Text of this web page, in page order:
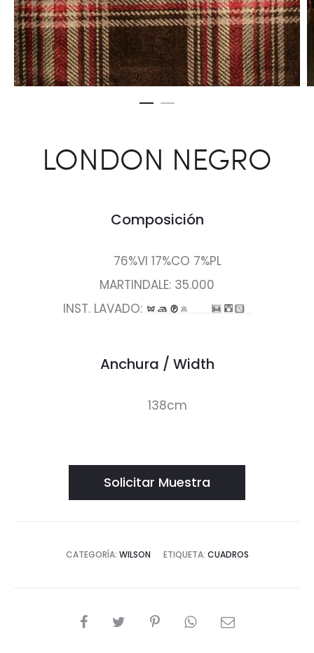
LONDON NEGRO
Composición
76%VI 17%CO 7%PL
MARTINDALE: 35.000
INST. LAVADO:
Anchura / Width
138cm
Solicitar Muestra
CATEGORÍA: WILSON ETIQUETA: CUADROS
SHARE